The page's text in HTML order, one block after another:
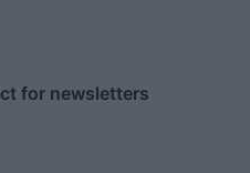
for newsletters